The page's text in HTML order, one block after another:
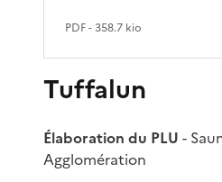
PDF- 358.7 kio
Tuffalun
Élaboration du PLU -
Agglomération